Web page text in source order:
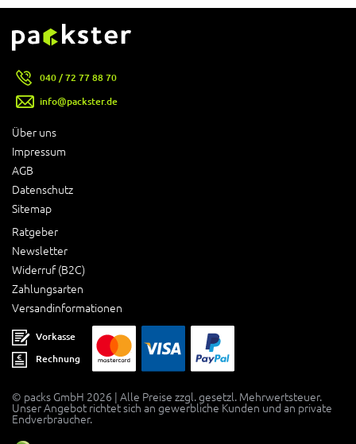
Über uns
Impressum
AGB
Datenschutz
Sitemap
Ratgeber
Newsletter
Widerruf (B2C)
Zahlungsarten
Versandinformationen
040 / 72 77 88 70
info@packster.de
Vorkasse
Rechnung
© packs GmbH 2026 | Alle Preise zzgl. gesetzl. Mehrwertsteuer.
Unser Angebot richtet sich an gewerbliche Kunden und an private
Endverbraucher.